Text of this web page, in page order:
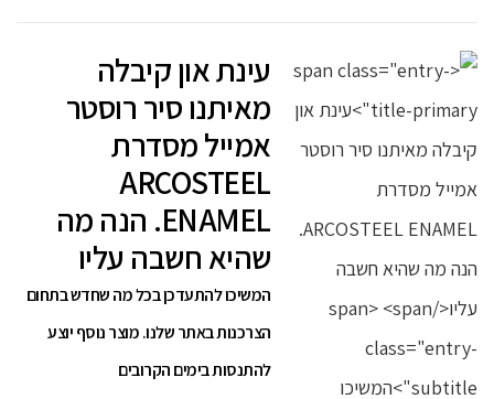
עינת און קיבלה
מאיתנו סיר רוסטר
אמייל מסדרת
ARCOSTEEL
ENAMEL. הנה מה
שהיא חשבה עליו
המשיכו להתעדכן בכל מה שחדש בתחום
הצרכנות באתר שלנו. מוצר נוסף יוצע
להתנסות בימים הקרובים